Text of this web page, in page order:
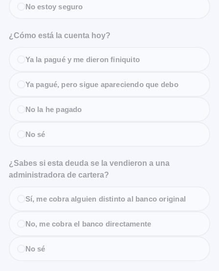
No estoy seguro
¿Cómo está la cuenta hoy?
Ya la pagué y me dieron finiquito
Ya pagué, pero sigue apareciendo que debo
No la he pagado
No sé
¿Sabes si esta deuda se la vendieron a una
administradora de cartera?
Sí, me cobra alguien distinto al banco original
No, me cobra el banco directamente
No sé